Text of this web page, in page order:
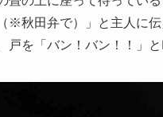
※秋田弁で）」と主人に
戸を「バン！バン！！」